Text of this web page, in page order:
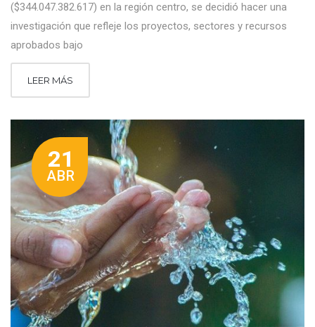
($344.047.382.617) en la región centro, se decidió hacer una
investigación que refleje los proyectos, sectores y recursos
aprobados bajo
LEER MÁS
21
ABR